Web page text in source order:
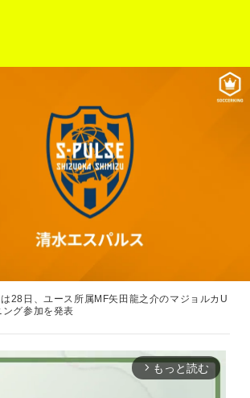
28日、ユース所属MF矢田龍之介のマジョルカU
ング参加を発表
arrow_forward_ios もっと読む